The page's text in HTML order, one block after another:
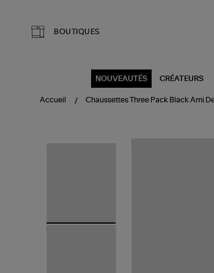
BOUTIQUES
NOUVEAUTÉS CRÉATEURS
Accueil Chaussettes Three Pack Black Ami